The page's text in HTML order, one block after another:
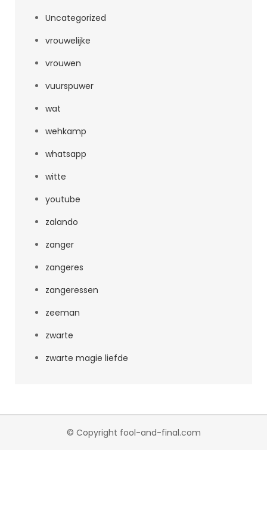
Uncategorized
vrouwelijke
vrouwen
vuurspuwer
wat
wehkamp
whatsapp
witte
youtube
zalando
zanger
zangeres
zangeressen
zeeman
zwarte
zwarte magie liefde
© Copyright fool-and-final.com